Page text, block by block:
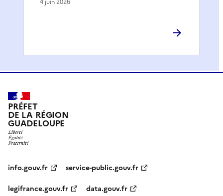
PRÉFET
DE LA RÉGION
GUADELOUPE
info.gouv.fr
service-public.gouv.fr
legifrance.gouv.fr
data.gouv.fr